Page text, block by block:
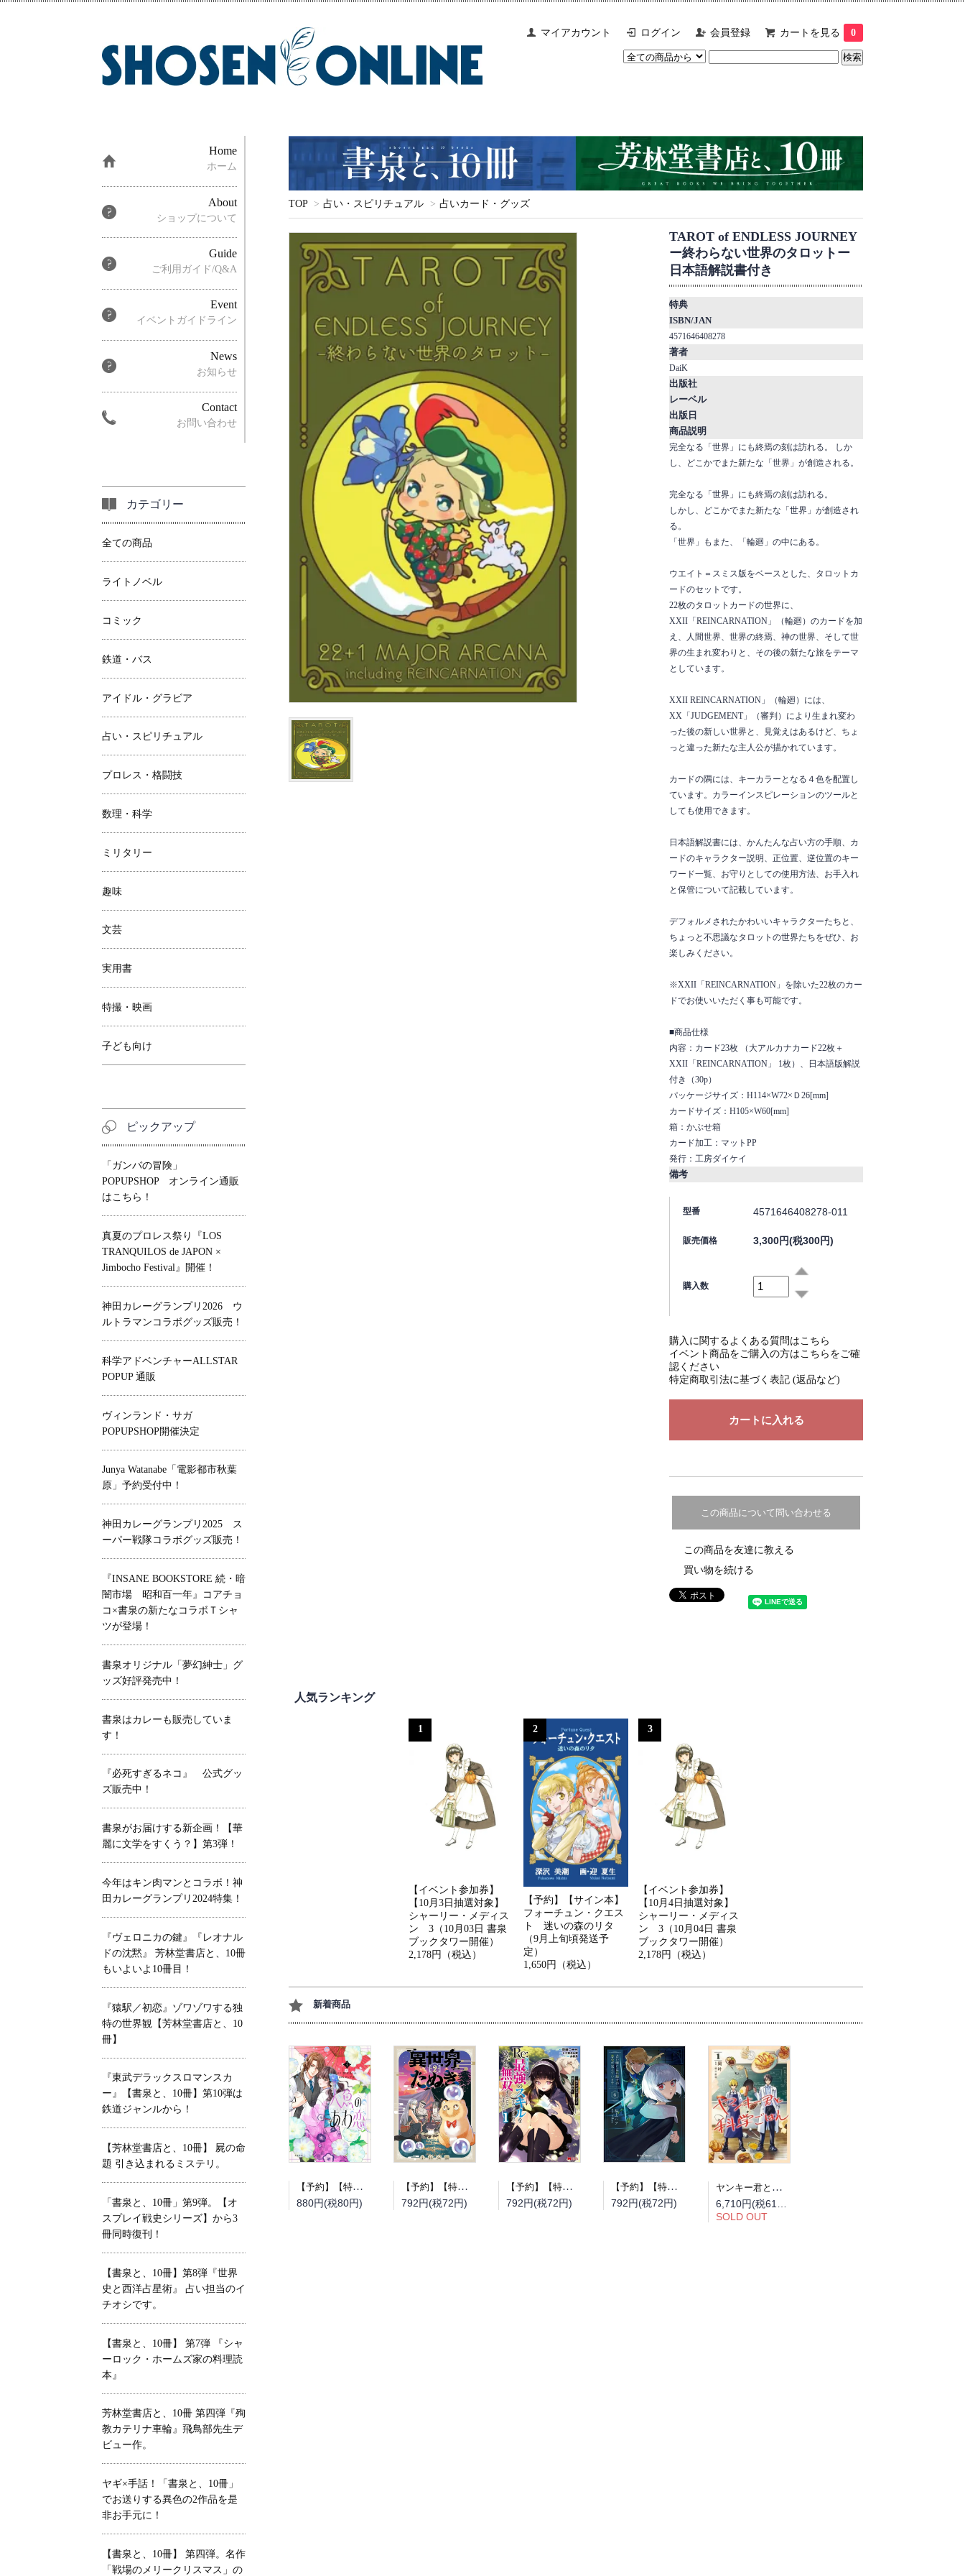
マイアカウント ログイン 会員登録 カートを見る 0
TOP > 占い・スピリチュアル > 占いカード・グッズ
TAROT of ENDLESS JOURNEY
ー終わらない世界のタロットー
日本語解説書付き
特典
ISBN/JAN
4571646408278
著者
DaiK
出版社
レーベル
出版日
商品説明
完全なる「世界」にも終焉の刻は訪れる。 しか
し、どこかでまた新たな「世界」が創造される。
完全なる「世界」にも終焉の刻は訪れる。
しかし、どこかでまた新たな「世界」が創造され
る。
「世界」もまた、「輪廻」の中にある。
ウエイト＝スミス版をベースとした、タロットカ
ードのセットです。
22枚のタロットカードの世界に、
XXII「REINCARNATION」（輪廻）のカードを加
え、人間世界、世界の終焉、神の世界、そして世
界の生まれ変わりと、その後の新たな旅をテーマ
としています。
XXII REINCARNATION」（輪廻）には、
XX「JUDGEMENT」（審判）により生まれ変わ
った後の新しい世界と、見覚えはあるけど、ちょ
っと違った新たな主人公が描かれています。
カードの隅には、キーカラーとなる４色を配置し
ています。カラーインスピレーションのツールと
しても使用できます。
日本語解説書には、かんたんな占い方の手順、カ
ードのキャラクター説明、正位置、逆位置のキー
ワード一覧、お守りとしての使用方法、お手入れ
と保管について記載しています。
デフォルメされたかわいいキャラクターたちと、
ちょっと不思議なタロットの世界たちをぜひ、お
楽しみください。
※XXII「REINCARNATION」を除いた22枚のカー
ドでお使いいただく事も可能です。
■商品仕様
内容：カード23枚 （大アルカナカード22枚＋
XXII「REINCARNATION」 1枚）、日本語版解説
付き（30p）
パッケージサイズ：H114×W72×Ｄ26[mm]
カードサイズ：H105×W60[mm]
箱：かぶせ箱
カード加工：マットPP
発行：工房ダイケイ
備考
型番 4571646408278-011
販売価格 3,300円(税300円)
購入数
購入に関するよくある質問はこちら
イベント商品をご購入の方はこちらをご確
認ください
特定商取引法に基づく表記 (返品など)
この商品について問い合わせる
この商品を友達に教える
買い物を続ける
人気ランキング
1
【イベント参加券】
【10月3日抽選対象】
シャーリー・メディス
ン 3（10月03日 書泉
ブックタワー開催）
2,178円（税込）
2
【予約】【サイン本】
フォーチュン・クエス
ト 迷いの森のリタ
（9月上旬頃発送予
定）
1,650円（税込）
3
【イベント参加券】
【10月4日抽選対象】
シャーリー・メディス
ン 3（10月04日 書泉
ブックタワー開催）
2,178円（税込）
新着商品
【予約】【特典付き】人魚のあわ恋 4（08/12頃発送予定）
880円(税80円)
【予約】【特典付き】異世界たぬき 2（08/12頃発送予定）
792円(税72円)
【予約】【特典付き】Re:異世界で最強のスキルを生み出せたので、ひたすら無双することにしました。~俺だけがステータスを勝手に操作~ 1（08/12頃発送予定）
792円(税72円)
【予約】【特典付き】占い師には花騎士の恋心が見えています 6（08/12頃発送予定）
792円(税72円)
ヤンキー君と科学ごはん 全巻セット（1巻~9巻）
SOLD OUT
Home
ホーム
About
ショップについて
Guide
ご利用ガイド/Q&A
Event
イベントガイドライン
News
お知らせ
Contact
お問い合わせ
カテゴリー
全ての商品
ライトノベル
コミック
鉄道・バス
アイドル・グラビア
占い・スピリチュアル
プロレス・格闘技
数理・科学
ミリタリー
趣味
文芸
実用書
特撮・映画
子ども向け
ピックアップ
「ガンバの冒険」
POPUPSHOP オンライン通販
はこちら！
真夏のプロレス祭り『LOS
TRANQUILOS de JAPON ×
Jimbocho Festival』開催！
神田カレーグランプリ2026 ウ
ルトラマンコラボグッズ販売！
科学アドベンチャーALLSTAR
POPUP 通販
ヴィンランド・サガ
POPUPSHOP開催決定
Junya Watanabe「電影都市秋葉
原」予約受付中！
神田カレーグランプリ2025 ス
ーパー戦隊コラボグッズ販売！
『INSANE BOOKSTORE 続・暗
闇市場 昭和百一年』コアチョ
コ×書泉の新たなコラボＴシャ
ツが登場！
書泉オリジナル「夢幻紳士」グ
ッズ好評発売中！
書泉はカレーも販売していま
す！
『必死すぎるネコ』 公式グッ
ズ販売中！
書泉がお届けする新企画！【華
麗に文学をすくう？】第3弾！
今年はキン肉マンとコラボ！神
田カレーグランプリ2024特集！
『ヴェロニカの鍵』『レオナル
ドの沈黙』 芳林堂書店と、10冊
もいよいよ10冊目！
『猿駅／初恋』ゾワゾワする独
特の世界観【芳林堂書店と、10
冊】
『東武デラックスロマンスカ
ー』【書泉と、10冊】第10弾は
鉄道ジャンルから！
【芳林堂書店と、10冊】 屍の命
題 引き込まれるミステリ。
「書泉と、10冊」第9弾。【オ
スプレイ戦史シリーズ】から3
冊同時復刊！
【書泉と、10冊】第8弾『世界
史と西洋占星術』 占い担当のイ
チオシです。
【書泉と、10冊】 第7弾 『シャ
ーロック・ホームズ家の料理読
本』
芳林堂書店と、10冊 第四弾『殉
教カテリナ車輪』飛鳥部先生デ
ビュー作。
ヤギ×手話！「書泉と、10冊」
でお送りする異色の2作品を是
非お手元に！
【書泉と、10冊】 第四弾。名作
「戦場のメリークリスマス」の